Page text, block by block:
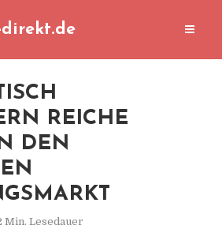
REICHE
DEN
Min. Lesedauer